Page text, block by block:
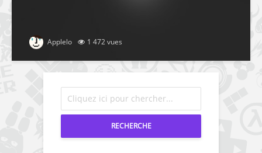
Applelo 1 472 vues
RECHERCHE